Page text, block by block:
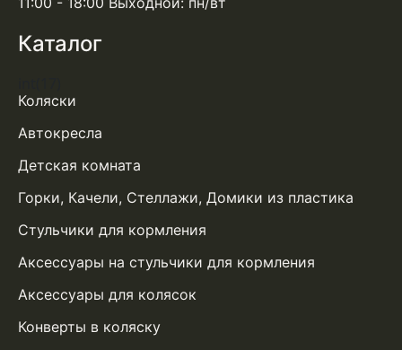
Каталог
Коляски
Автокресла
Детская комната
Горки, Качели, Стеллажи, Домики из пластика
Стульчики для кормления
Аксессуары на стульчики для кормления
Аксессуары для колясок
Конверты в коляску